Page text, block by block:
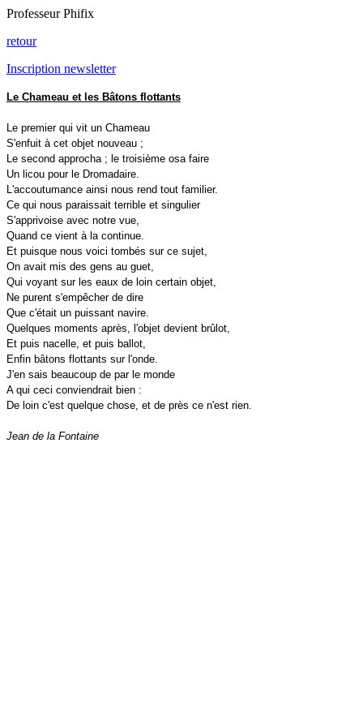
Professeur Phifix
retour
Inscription newsletter
Le Chameau et les Bâtons flottants
Le premier qui vit un Chameau
S'enfuit à cet objet nouveau ;
Le second approcha ; le troisième osa faire
Un licou pour le Dromadaire.
L'accoutumance ainsi nous rend tout familier.
Ce qui nous paraissait terrible et singulier
S'apprivoise avec notre vue,
Quand ce vient à la continue.
Et puisque nous voici tombés sur ce sujet,
On avait mis des gens au guet,
Qui voyant sur les eaux de loin certain objet,
Ne purent s'empêcher de dire
Que c'était un puissant navire.
Quelques moments après, l'objet devient brûlot,
Et puis nacelle, et puis ballot,
Enfin bâtons flottants sur l'onde.
J'en sais beaucoup de par le monde
A qui ceci conviendrait bien :
De loin c'est quelque chose, et de près ce n'est rien.
Jean de la Fontaine